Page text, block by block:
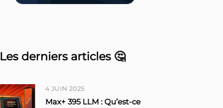
Les derniers articles 🤔
4 JUIN 2025
Max+ 395 LLM : Qu’est-ce